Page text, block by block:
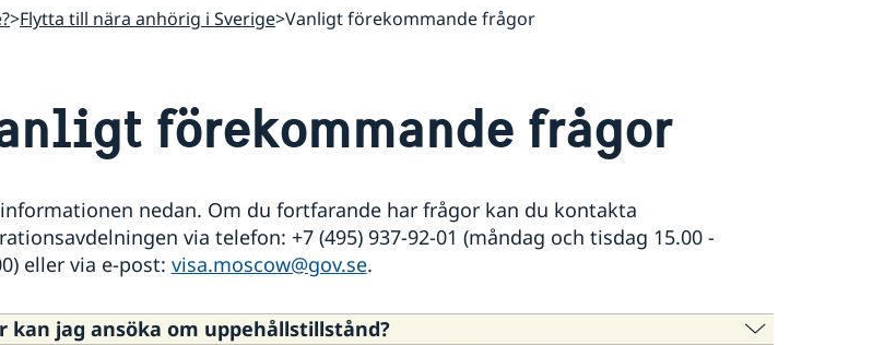
Flytta till nära anhörig i Sverige Vanligt förekommande frågor
förekommande frågor
nedan. Om du fortfarande har frågor kan du kontakta
via telefon: +7 (495) 937-92-01 (måndag och tisdag 15.00 -
eller via e-post: visa.moscow@gov.se.
kan jag ansöka om uppehållstillstånd?